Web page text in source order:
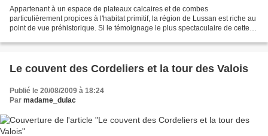
Appartenant à un espace de plateaux calcaires et de combes
particulièrement propices à l'habitat primitif, la région de Lussan est riche au
point de vue préhistorique. Si le témoignage le plus spectaculaire de cette
Le couvent des Cordeliers et la tour des Valois
Publié le 20/08/2009 à 18:24
Par madame_dulac